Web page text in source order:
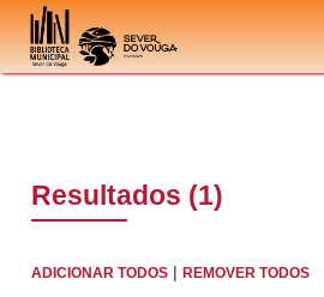
Ir para o conteúdo
Resultados (1)
ADICIONAR TODOS |REMOVER TODOS